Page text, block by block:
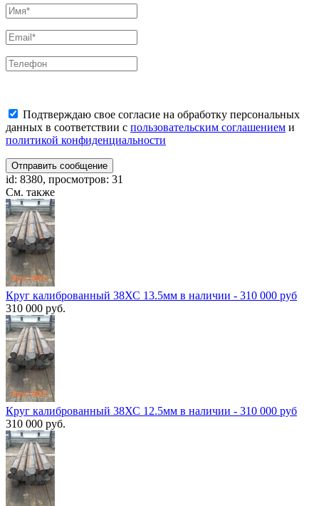
Подтверждаю свое согласие на обработку персональных
данных в соответствии с пользовательским соглашением и
политикой конфиденциальности
Отправить сообщение
id: 8380, просмотров: 31
См. также
Круг калиброванный 38ХС 13.5мм в наличии - 310 000 руб
310 000 руб.
Круг калиброванный 38ХС 12.5мм в наличии - 310 000 руб
310 000 руб.